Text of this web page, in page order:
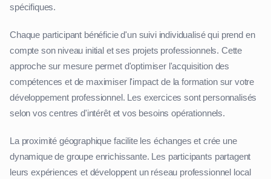
spécifiques.
Chaque participant bénéficie d'un suivi individualisé qui prend en
compte son niveau initial et ses projets professionnels. Cette
approche sur mesure permet d'optimiser l'acquisition des
compétences et de maximiser l'impact de la formation sur votre
développement professionnel. Les exercices sont personnalisés
selon vos centres d'intérêt et vos besoins opérationnels.
La proximité géographique facilite les échanges et crée une
dynamique de groupe enrichissante. Les participants partagent
leurs expériences et développent un réseau professionnel local